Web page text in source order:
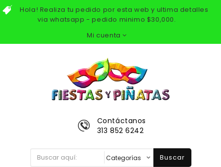
Hola! Realiza tu pedido por esta web y ultima detalles
via whatsapp - pedido minimo $30,000.
Mi cuenta
Contáctanos
313 852 6242
Buscar